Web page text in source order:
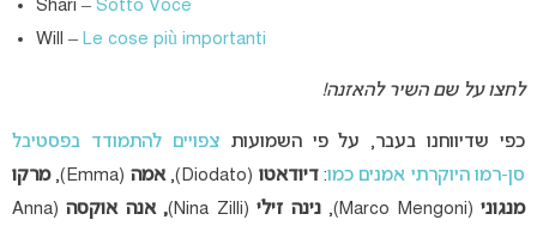
Shari – Sotto Voce
Will – Le cose più importanti
לחצו על שם השיר להאזנה!
כפי שדיווחנו בעבר, על פי השמועות צפויים להתמודד בפסטיבל
סן-רמו היוקרתי אמנים כמו:דיודאטו (Diodato), אמה (Emma),
מרקו
מנגוני (Marco Mengoni), נינה זילי(Nina Zilli)
,אנה אוקסה
(Anna